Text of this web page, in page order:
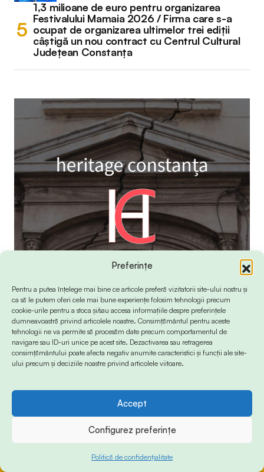
Preferințe
Pentru a putea înțelege mai bine ce articole preferă vizitatorii site-ului nostru și
ca să le putem oferi cele mai bune experiențe folosim tehnologii precum
cookie-urile pentru a stoca și/sau accesa informațiile despre preferințele
dumneavoastră privind articolele noastre. Consimțământul pentru aceste
tehnologii ne va permite să procesăm date precum comportamentul de
navigare sau ID-uri unice pe acest site. Dezactivarea sau retragerea
consimțământului poate afecta negativ anumite caracteristici și funcții ale site-
ului precum și deciziile noastre privind articolele viitoare.
Accept
Configurez preferințe
Politică de confidențialitate
1,3 milioane de euro pentru organizarea
Festivalului Mamaia 2026 / Firma care s-a
ocupat de organizarea ultimelor trei ediții
câștigă un nou contract cu Centrul Cultural
Județean Constanța
© 2024 Info-Sud-Est. All Rights Reserved.